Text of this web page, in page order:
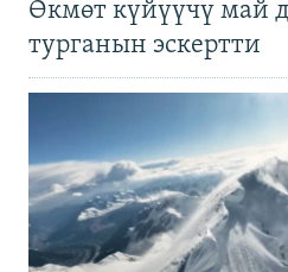
Өкмөт күйүүчү май
турганын эскертти